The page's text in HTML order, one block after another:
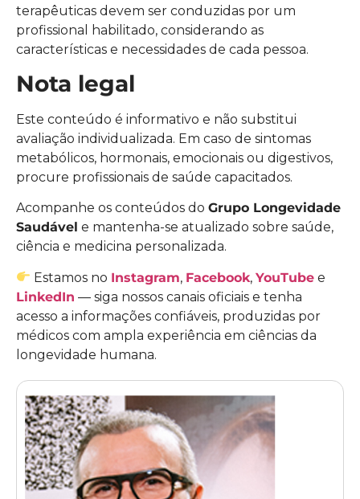
terapêuticas devem ser conduzidas por um
profissional habilitado, considerando as
características e necessidades de cada pessoa.
Nota legal
Este conteúdo é informativo e não substitui
avaliação individualizada. Em caso de sintomas
metabólicos, hormonais, emocionais ou digestivos,
procure profissionais de saúde capacitados.
Acompanhe os conteúdos do Grupo Longevidade
Saudável e mantenha-se atualizado sobre saúde,
ciência e medicina personalizada.
Estamos no Instagram, Facebook,YouTube e
LinkedIn — siga nossos canais oficiais e tenha
acesso a informações confiáveis, produzidas por
médicos com ampla experiência em ciências da
longevidade humana.